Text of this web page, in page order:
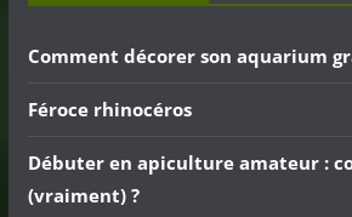
Comment décorer son aquarium
Féroce rhinocéros
Débuter en apiculture amateur :
(vraiment) ?